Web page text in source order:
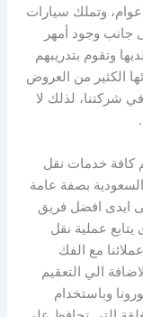
وتملك سيارات
جانب وجود أمهر
وتقوم بتدريبهم
الكثير من العروض
شركتنا، لذلك لا
كافة خدمات نقل
بصفة عامة
ايدى افضل فريق
عملية نقل
مع الفك
الي التعقيم
وباستخدام